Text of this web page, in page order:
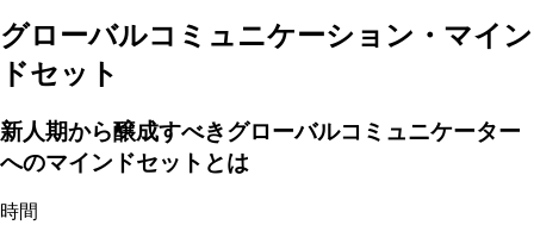
グローバルコミュニケーション・マイン
ドセット
新人期から醸成すべきグローバルコミュニケーター
へのマインドセットとは
時間